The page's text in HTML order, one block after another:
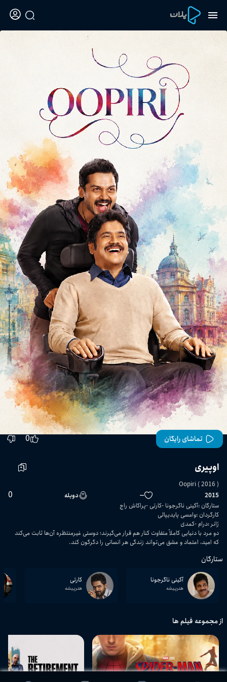
تماشای رایگان 0
اوپیری
Oopiri ( 2016 )
2015
-- دوبله 0
ستارگان :آکینی ناگرجونا کارتی پراکاش راج
کارگردان :وامسی پایدیپالی
ژانر:درام کمدی
دو مرد با دنیایی کاملاً متفاوت کنار هم قرار می‌گیرند؛ دوستی غیرمنتظره آن‌ها ثابت می‌کند
که امید، اعتماد و عشق می‌تواند زندگی هر انسانی را دگرگون کند.
ستارگان
آکینی ناگرجونا
هنرپیشه
کارتی
هنرپیشه
از مجموعه فیلم ها